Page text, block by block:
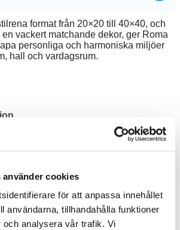
använder cookies
för att anpassa innehållet
användarna, tillhandahålla funktioner
och analysera vår trafik. Vi
format från 20×20 till 40×40, och
vackert matchande dekor, ger Roma
personliga och harmoniska miljöer
hall och vardagsrum.
Ja
Golv & vägg
Roma
Ja
Klinker
Lhådös Kakel
Matt